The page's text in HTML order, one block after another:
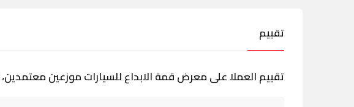
تقييم
تقييم العملا على معرض قمة الابداع للسيارات موزعين معتمدين،